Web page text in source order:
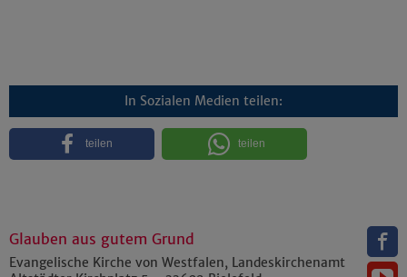
In Sozialen Medien teilen:
teilen teilen
Glauben aus gutem Grund
Evangelische Kirche von Westfalen, Landeskirchenamt